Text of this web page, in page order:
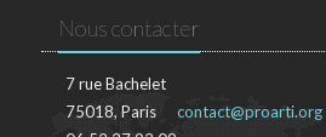
Nous contacter
7 rue Bachelet
75018, Paris
contact@proarti.org